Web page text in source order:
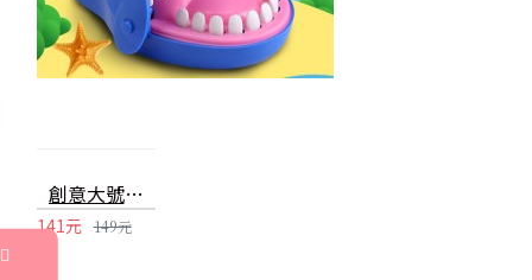
創意大號鯊魚咬手玩具 桌面大鯊魚整人玩具 桌遊
141元 149元